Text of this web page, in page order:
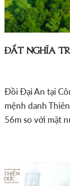
ĐẤT NGHĨA
Đồi Đại An tại
mệnh danh
56m so với mặt